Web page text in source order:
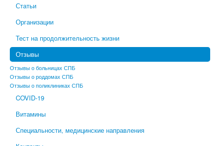
Статьи
Организации
Тест на продолжительность жизни
Отзывы
Отзывы о больницах СПБ
Отзывы о роддомах СПБ
Отзывы о поликлиниках СПБ
COVID-19
Витамины
Специальности, медицинские направления